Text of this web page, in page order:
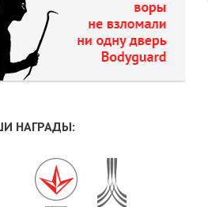
НАГРАДЫ: